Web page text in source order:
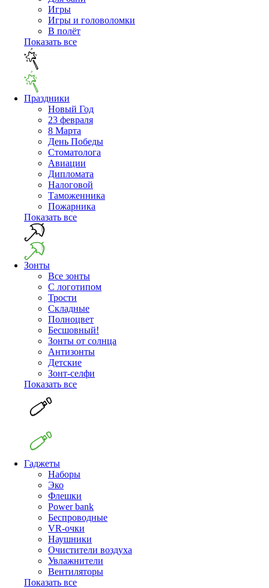
Игры
Игры и головоломки
В полёт
Показать все
Праздники
Новый Год
23 февраля
8 Марта
День Победы
Cтоматолога
Авиации
Дипломата
Налоговой
Таможенника
Пожарника
Показать все
Зонты
Все зонты
С логотипом
Трости
Складные
Полноцвет
Бесшовный!
Зонты от солнца
Антизонты
Детские
Зонт-селфи
Показать все
Гаджеты
Наборы
Эко
Флешки
Power bank
Беспроводные
VR-очки
Наушники
Очистители воздуха
Увлажнители
Вентиляторы
Показать все